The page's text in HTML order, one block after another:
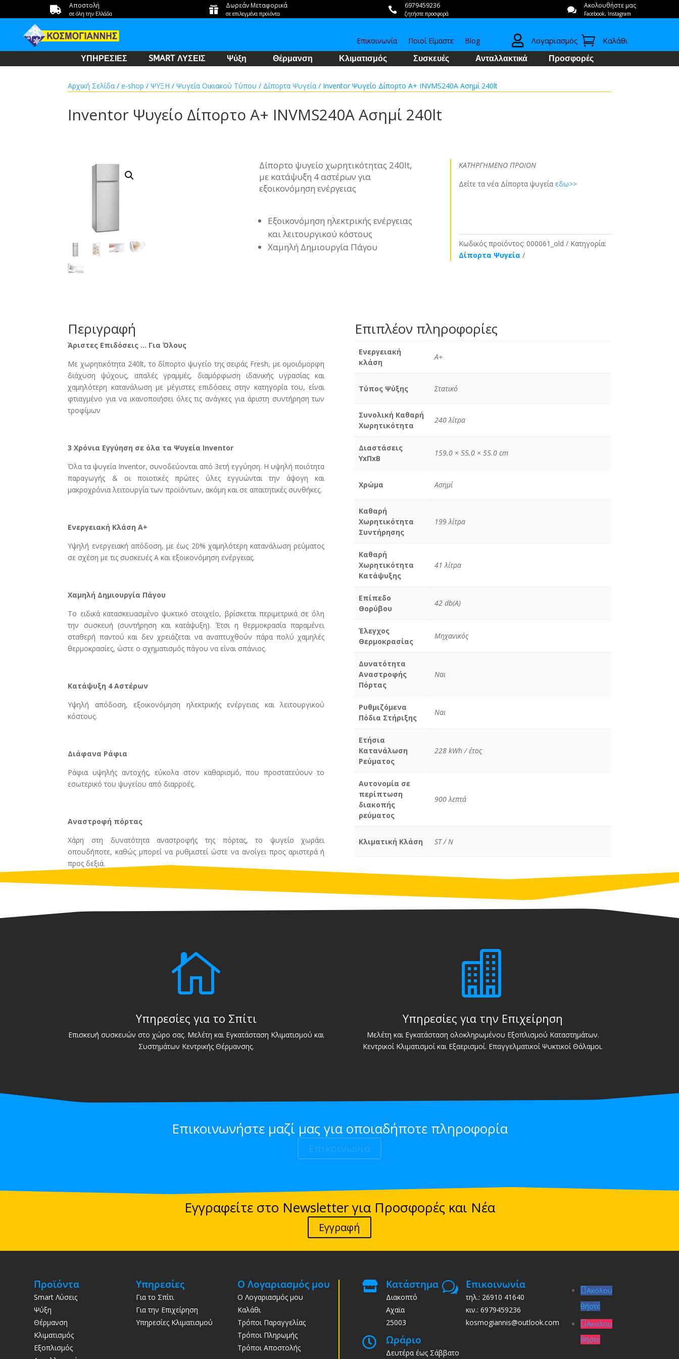
 Αποστολή
σε όλη την Ελλάδα  Δωρεάν Μεταφορικά
σε επιλεγμένα προϊόντα  6979459236
ζητήστε προσφορά  Ακολουθήστε μας
Facebook, Instagram
Επικοινωνία Ποιοί Είμαστε Blog  Λογαριασμός  Καλάθι
ΥΠΗΡΕΣΙΕΣ SMART ΛΥΣΕΙΣ Ψύξη Θέρμανση Κλιματισμός Συσκευές Ανταλλακτικά Προσφορές
Αρχική Σελίδα /e-shop /ΨΥΞΗ /Ψυγεία Οικιακού Τύπου / Δίπορτα Ψυγεία / Inventor Ψυγείο Δίπορτο A+ INVMS240A Ασημί 240lt
Inventor Ψυγείο Δίπορτο A+ INVMS240A Ασημί 240lt
Δίπορτο ψυγείο χωρητικότητας 240lt,
με κατάψυξη 4 αστέρων για
εξοικονόμηση ενέργειας
Εξοικονόμηση ηλεκτρικής ενέργειας
και λειτουργικού κόστους
Χαμηλή Δημιουργία Πάγου
ΚΑΤΗΡΓΗΜΕΝΟ ΠΡΟΙΟΝ
Δείτε τα νέα Δίπορτα ψυγεία εδω>>
Κωδικός προϊόντος: 000061_old
Κατηγορία:
Δίπορτα Ψυγεία
Περιγραφή
Άριστες Επιδόσεις … Για Όλους
Με χωρητικότητα 240lt, το δίπορτο ψυγείο της σειράς Fresh, με ομοιόμορφη
διάχυση ψύχους, απαλές γραμμές, διαμόρφωση ιδανικής υγρασίας και
χαμηλότερη κατανάλωση με μέγιστες επιδόσεις στην κατηγορία του, είναι
φτιαγμένο για να ικανοποιήσει όλες τις ανάγκες για άριστη συντήρηση των
τροφίμων
3 Χρόνια Εγγύηση σε όλα τα Ψυγεία Inventor
Όλα τα ψυγεία Inventor, συνοδεύονται από 3ετή εγγύηση. Η υψηλή ποιότητα
παραγωγής & οι ποιοτικές πρώτες ύλες εγγυώνται την άψογη και
μακροχρόνια λειτουργία των προϊόντων, ακόμη και σε απαιτητικές συνθήκες.
Ενεργειακή Κλάση A+
Yψηλή ενεργειακή απόδοση, με έως 20% χαμηλότερη κατανάλωση ρεύματος
σε σχέση με τις συσκευές Α και εξοικονόμηση ενέργειας.
Χαμηλή Δημιουργία Πάγου
Το ειδικά κατασκευασμένο ψυκτικό στοιχείο, βρίσκεται περιμετρικά σε όλη
την συσκευή (συντήρηση και κατάψυξη). Έτσι η θερμοκρασία παραμένει
σταθερή παντού και δεν χρειάζεται να αναπτυχθούν πάρα πολύ χαμηλές
θερμοκρασίες, ώστε ο σχηματισμός πάγου να είναι σπάνιος.
Κατάψυξη 4 Aστέρων
Υψηλή απόδοση, εξοικονόμηση ηλεκτρικής ενέργειας και λειτουργικού
κόστους.
Διάφανα Ράφια
Ράφια υψηλής αντοχής, εύκολα στον καθαρισμό, που προστατεύουν το
εσωτερικό του ψυγείου από διαρροές.
Αναστροφή πόρτας
Χάρη στη δυνατότητα αναστροφής της πόρτας, το ψυγείο χωράει
οπουδήποτε, καθώς μπορεί να ρυθμιστεί ώστε να ανοίγει προς αριστερά ή
προς δεξιά.
Επιπλέον πληροφορίες
Ενεργειακή
κλάση
A+
Τύπος Ψύξης Στατικό
Συνολική Καθαρή
Χωρητικότητα
240 λίτρα
Διαστάσεις
ΥxΠxΒ
159.0 × 55.0 × 55.0 cm
Χρώμα Ασημί
Καθαρή
Χωρητικότητα
Συντήρησης
199 λίτρα
Καθαρή
Χωρητικότητα
Κατάψυξης
41 λίτρα
Επίπεδο
Θορύβου
42 db(A)
Έλεγχος
Θερμοκρασίας
Μηχανικός
Δυνατότητα
Αναστροφής
Πόρτας
Ναι
Ρυθμιζόμενα
Πόδια Στήριξης
Ναι
Ετήσια
Κατανάλωση
Ρεύµατος
228 kWh / έτος
Αυτονομία σε
περίπτωση
διακοπής
ρεύματος
900 λεπτά
Κλιµατική Κλάση ST / N

Υπηρεσίες για το Σπίτι
Επισκευή συσκευών στο χώρο σας. Μελέτη και Εγκατάσταση Κλιματισμού και
Συστημάτων Κεντρικής Θέρμανσης.

Υπηρεσίες για την Επιχείρηση
Μελέτη και Εγκατάσταση ολοκληρωμένου Εξοπλισμού Καταστημάτων.
Κεντρικοί Κλιματισμοί και Εξαερισμοί. Επαγγελματικοί Ψυκτικοί Θάλαμοι.
Επικοινωνήστε μαζί μας για οποιαδήποτε πληροφορία
Επικοινωνία
Εγγραφείτε στο Newsletter για Προσφορές και Νέα
Εγγραφή
Προϊόντα
Smart Λύσεις
Ψύξη
Θέρμανση
Κλιματισμός
Εξοπλισμός
Υπηρεσίες
Για το Σπίτι
Για την Επιχείρηση
Υπηρεσίες Κλιματισμού
Ο Λογαριασμός μου
Ο Λογαριασμός μου
Καλάθι
Τρόποι Παραγγελίας
Τρόποι Πληρωμής
Τρόποι Αποστολής
 Κατάστημα
Διακοπτό
Αχαϊα
25003
 Ωράριο
Δευτέρα έως Σάββατο
w Επικοινωνία
τηλ.: 26910 41640
κιν.: 6979459236
kosmogiannis@outlook.com
Ακολου
θήστε
Ακολου
θήστε